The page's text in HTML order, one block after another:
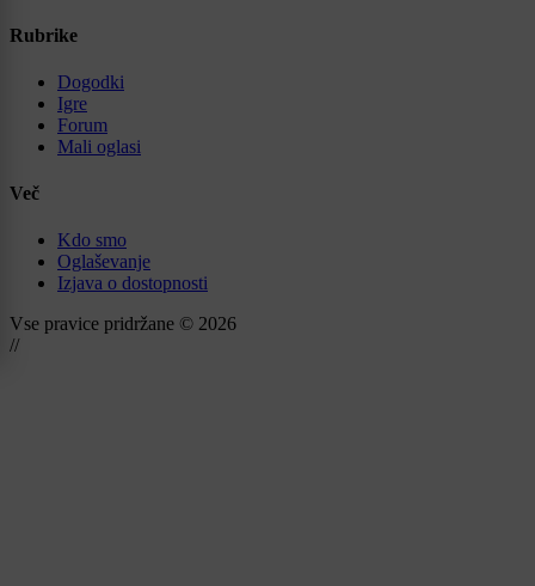
Rubrike
Dogodki
Igre
Forum
Mali oglasi
Več
Kdo smo
Oglaševanje
Izjava o dostopnosti
Vse pravice pridržane © 2026
//